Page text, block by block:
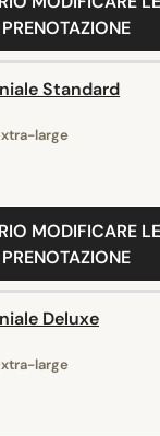
PRENOTAZIONE
Standard
large
MODIFICARE
PRENOTAZIONE
Deluxe
large